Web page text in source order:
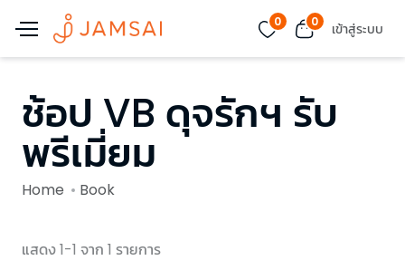
0 0 เข้าสู่ระบบ
ช้อป VB ดุจรักฯ รับ
พรีเมี่ยม
Home Book
แสดง 1-1 จาก 1 รายการ